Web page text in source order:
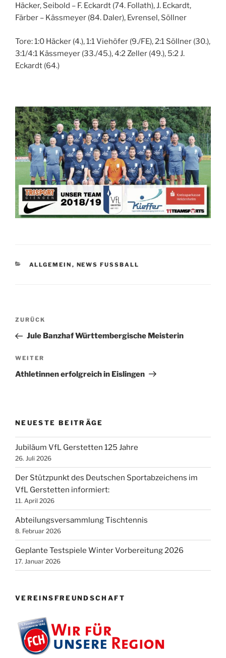
Häcker, Seibold – F. Eckardt (74. Follath), J. Eckardt,
Färber – Kässmeyer (84. Daler), Evrensel, Söllner
Tore: 1:0 Häcker (4.), 1:1 Viehöfer (9./FE), 2:1 Söllner (30.),
3:1/4:1 Kässmeyer (33./45.), 4:2 Zeller (49.), 5:2 J.
Eckardt (64.)
KATEGORIEN
ALLGEMEIN , NEWS FUSSBALL
Beitragsnavigation
Vorheriger
Beitrag
ZURÜCK
Jule Banzhaf Württembergische Meisterin
Nächster
Beitrag
WEITER
Athletinnen erfolgreich in Eislingen
NEUESTE BEITRÄGE
Jubiläum VfL Gerstetten 125 Jahre
26. Juli 2026
Der Stützpunkt des Deutschen Sportabzeichens im
VfL Gerstetten informiert:
11. April 2026
Abteilungsversammlung Tischtennis
8. Februar 2026
Geplante Testspiele Winter Vorbereitung 2026
17. Januar 2026
VEREINSFREUNDSCHAFT